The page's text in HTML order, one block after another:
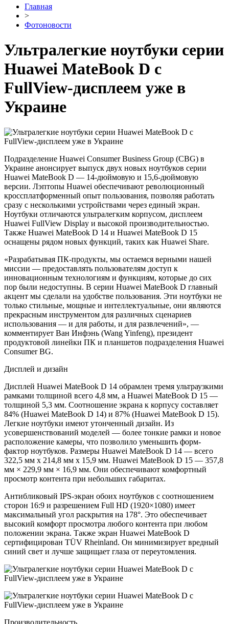
Главная
>
Фотоновости
Ультралегкие ноутбуки серии
Huawei MateBook D с
FullView-дисплеем уже в
Украине
Подразделение Huawei Consumer Business Group (CBG) в
Украине анонсирует выпуск двух новых ноутбуков серии
Huawei MateBook D — 14-дюймовую и 15,6-дюймовую
версии. Лэптопы Huawei обеспечивают революционный
кроссплатформенный опыт пользования, позволяя работать
сразу с несколькими устройствами через единый экран.
Ноутбуки отличаются ультралегким корпусом, дисплеем
Huawei FullView Display и высокой производительностью.
Также Huawei MateBook D 14 и Huawei MateBook D 15
оснащены рядом новых функций, таких как Huawei Share.
«Разрабатывая ПК-продукты, мы остаемся верными нашей
миссии — предоставлять пользователям доступ к
инновационным технологиям и функциям, которые до сих
пор были недоступны. В серии Huawei MateBook D главный
акцент мы сделали на удобстве пользования. Эти ноутбуки не
только стильные, мощные и интеллектуальные, они являются
прекрасным инструментом для различных сценариев
использования — и для работы, и для развлечений», —
комментирует Ван Инфэнь (Wang Yinfeng), президент
продуктовой линейки ПК и планшетов подразделения Huawei
Consumer BG.
Дисплей и дизайн
Дисплей Huawei MateBook D 14 обрамлен тремя ультраузкими
рамками толщиной всего 4,8 мм, а Huawei MateBook D 15 —
толщиной 5,3 мм. Соотношение экрана к корпусу составляет
84% (Huawei MateBook D 14) и 87% (Huawei MateBook D 15).
Легкие ноутбуки имеют утонченный дизайн. Из
усовершенствований моделей — более тонкие рамки и новое
расположение камеры, что позволило уменьшить форм-
фактор ноутбуков. Размеры Huawei MateBook D 14 — всего
322,5 мм x 214,8 мм x 15,9 мм. Huawei MateBook D 15 — 357,8
мм × 229,9 мм × 16,9 мм. Они обеспечивают комфортный
просмотр контента при небольших габаритах.
Антибликовый IPS-экран обоих ноутбуков с соотношением
сторон 16:9 и разрешением Full HD (1920×1080) имеет
максимальный угол раскрытия на 178°. Это обеспечивает
высокий комфорт просмотра любого контента при любом
положении экрана. Также экран Huawei MateBook D
сертифицирован TÜV Rheinland. Он минимизирует вредный
синий свет и лучше защищает глаза от переутомления.
Производительность